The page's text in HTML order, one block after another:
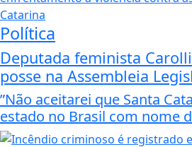
Política
Deputada feminista
posse na Assembleia
”Não aceitarei que Santa
estado no Brasil com nome